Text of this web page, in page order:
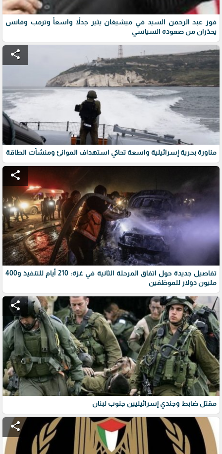
فوز عبد الرحمن السيد في ميشيغان يثير جدلاً واسعاً وترمب وفانس
يحذران من صعوده السياسي
share
مناورة بحرية إسرائيلية واسعة تحاكي استهداف الموانئ ومنشآت الطاقة
share
تفاصيل جديدة حول اتفاق المرحلة الثانية في غزة: 210 أيام للتنفيذ و400
مليون دولار للموظفين
share
مقتل ضابط وجندي إسرائيليين جنوب لبنان
share